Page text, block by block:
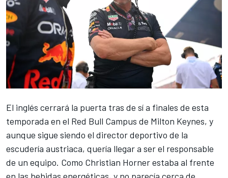
El inglés cerrará la puerta tras de sí a finales de esta
temporada en el Red Bull Campus de Milton Keynes, y
aunque sigue siendo el director deportivo de la
escudería austriaca, quería llegar a ser el responsable
de un equipo. Como Christian Horner estaba al frente